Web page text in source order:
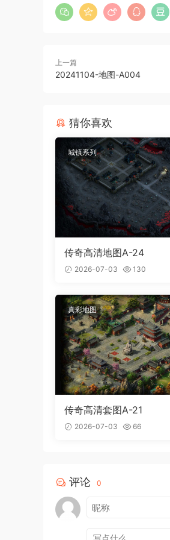
上一篇
20241104-地图-A004
猜你喜欢
城镇系列
传奇高清地图A-24
2026-07-03 130
真彩地图
传奇高清套图A-21
2026-07-03 66
评论 0